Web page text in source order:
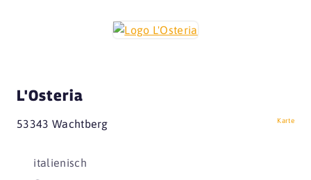
L'Osteria
53343 Wachtberg Karte
italienisch